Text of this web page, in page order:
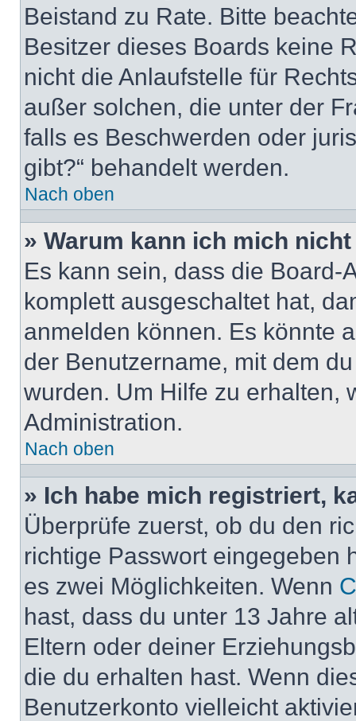
Beistand zu Rate. Bitte
Besitzer dieses Boards keine
nicht die Anlaufstelle für
außer solchen, die unter der
falls es Beschwerden oder
gibt?“ behandelt werden.
Nach oben
» Warum kann ich mich
Es kann sein, dass die
komplett ausgeschaltet hat,
anmelden können. Es könnte
der Benutzername, mit dem
wurden. Um Hilfe zu erhalten,
Administration.
Nach oben
» Ich habe mich registriert,
Überprüfe zuerst, ob du den
richtige Passwort eingegeben
es zwei Möglichkeiten. Wenn
hast, dass du unter 13 Jahre
Eltern oder deiner
die du erhalten hast. Wenn
Benutzerkonto vielleicht